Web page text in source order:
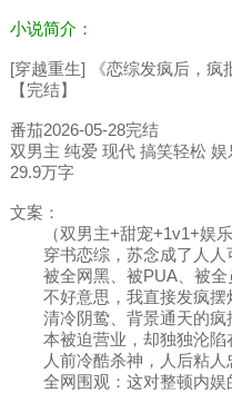
小说简介：
[穿越重生] 《恋综发疯后，疯
【完结】
番茄2026-05-28完结
双男主 纯爱 现代 搞笑轻松 娱
29.9万字
文案：
（双男主+甜宠+1v1+娱乐
穿书恋综，苏念成了人人
被全网黑、被PUA、被全
不好意思，我直接发疯摆
清冷阴鸷、背景通天的疯
本被迫营业，却独独沦陷
人前冷酷杀神，人后粘人
全网围观：这对整顿内娱